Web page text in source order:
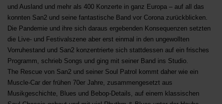
und Ausland und mehr als 400 Konzerte in ganz Europa – auf all das
konnten San2 und seine fantastische Band vor Corona zurückblicken.
Die Pandemie und ihre sich daraus ergebenden Konsequenzen setzten
die Live- und Festivalszene aber erst einmal in den ungewollten
Vorruhestand und San2 konzentrierte sich stattdessen auf ein frisches
Programm, schrieb Songs und ging mit seiner Band ins Studio.
The Rescue von San2 und seiner Soul Patrol kommt daher wie ein
Muscle-Car der frühen 70er Jahre, zusammengesetzt aus
Musikgeschichte, Blues und Bebop-Details, auf einem klassischen